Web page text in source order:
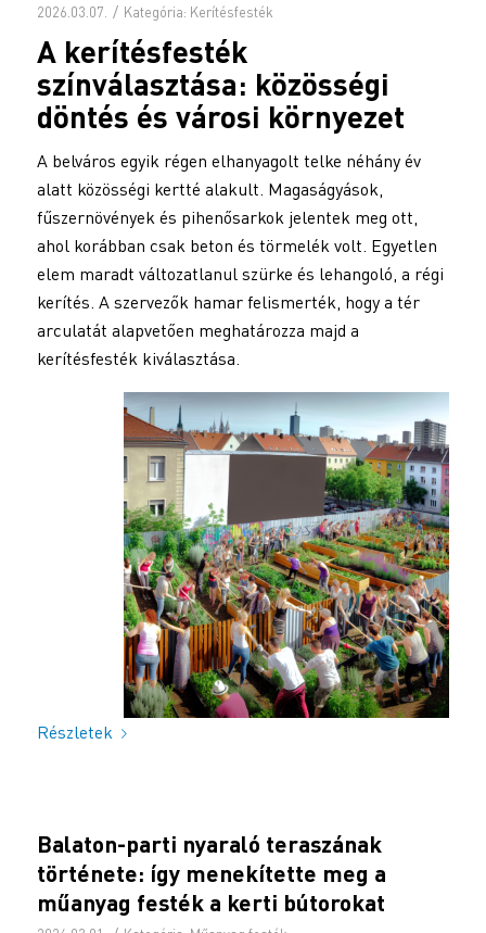
2026.03.07. / Kategória: Kerítésfesték
A kerítésfesték
színválasztása: közösségi
döntés és városi környezet
A belváros egyik régen elhanyagolt telke néhány év
alatt közösségi kertté alakult. Magaságyások,
fűszernövények és pihenősarkok jelentek meg ott,
ahol korábban csak beton és törmelék volt. Egyetlen
elem maradt változatlanul szürke és lehangoló, a régi
kerítés. A szervezők hamar felismerték, hogy a tér
arculatát alapvetően meghatározza majd a
kerítésfesték kiválasztása.
Részletek
Balaton-parti nyaraló teraszának
története: így menekítette meg a
műanyag festék a kerti bútorokat